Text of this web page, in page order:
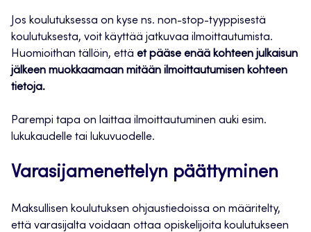
Jos koulutuksessa on kyse ns. non-stop-tyyppisestä
koulutuksesta, voit käyttää jatkuvaa ilmoittautumista.
Huomioithan tällöin, että et pääse enää kohteen julkaisun
jälkeen muokkaamaan mitään ilmoittautumisen kohteen
tietoja.
Parempi tapa on laittaa ilmoittautuminen auki esim.
lukukaudelle tai lukuvuodelle.
Varasijamenettelyn päättyminen
Maksullisen koulutuksen ohjaustiedoissa on määritelty,
että varasijalta voidaan ottaa opiskelijoita koulutukseen